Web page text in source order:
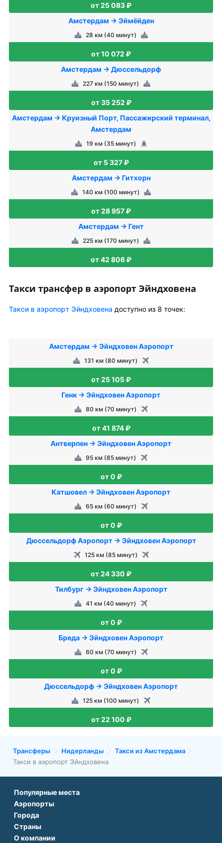
от 25 083 ₽
Амстердам → Эймёйден
28 км (40 минут)
от 10 072 ₽
Амстердам → Дюссельдорф
227 км (150 минут)
от 35 252 ₽
Амстердам → Круизный Порт, Пассажирский терминал,
Амстердам
19 км (35 минут)
от 5 327 ₽
Амстердам → Гитхорн
140 км (100 минут)
от 28 957 ₽
Амстердам → Гент
225 км (170 минут)
от 42 806 ₽
Такси трансфер в аэропорт Эйндховена
Такси в аэропорт Эйндховена доступно из 8 точек:
Амстердам → Эйндховен Аэропорт
131 км (80 минут)
от 25 105 ₽
Генк → Эйндховен Аэропорт
80 км (70 минут)
от 41 874 ₽
Антверпен → Эйндховен Аэропорт
95 км (85 минут)
от 0 ₽
Катшовел → Эйндховен Аэропорт
65 км (60 минут)
от 0 ₽
Дюссельдорф Аэропорт → Эйндховен Аэропорт
125 км (85 минут)
от 24 330 ₽
Тилбург → Эйндховен Аэропорт
41 км (40 минут)
от 0 ₽
Бреда → Эйндховен Аэропорт
60 км (70 минут)
от 0 ₽
Дюссельдорф → Эйндховен Аэропорт
125 км (100 минут)
от 22 100 ₽
Трансферы Нидерланды
Такси из Амстердама
Такси в аэропорт Эйндховена
Популярные места
Аэропорт Подгорицы
Аэропорт Белграда
Аэропорт Дубая
Аэропорты
Аэропорт Антальи
Аэропорт Тбилиси
Города
Трансфер в Париже
Страны
Трансфер во Франции
О компании